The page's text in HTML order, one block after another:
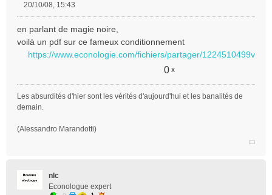
s
s
o
n
u
20/10/08, 15:43
en parlant de magie noire,
voilà un pdf sur ce fameux conditionnement
https://www.econologie.com/fichiers/partager/
0 x
Les absurdités d'hier sont les vérités d'aujourd'hui et les banalités de
demain.
(Alessandro Marandotti)
nlc
Econologue expert